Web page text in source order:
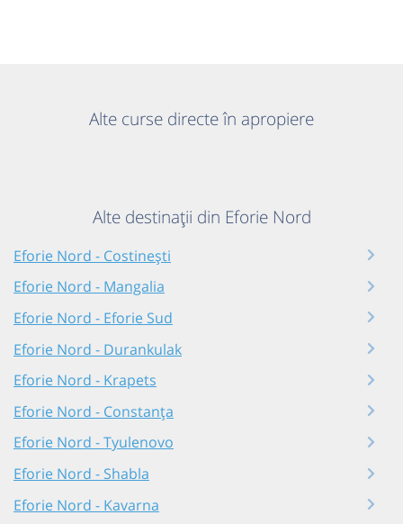
Alte curse directe în apropiere
Alte destinații din Eforie Nord
Eforie Nord - Costinești
Eforie Nord - Mangalia
Eforie Nord - Eforie Sud
Eforie Nord - Durankulak
Eforie Nord - Krapets
Eforie Nord - Constanța
Eforie Nord - Tyulenovo
Eforie Nord - Shabla
Eforie Nord - Kavarna